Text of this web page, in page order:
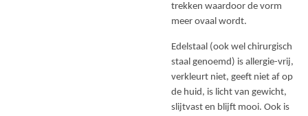
trekken waardoor de vorm
meer ovaal wordt.
Edelstaal (ook wel chirurgisch
staal genoemd) is allergie-vrij,
verkleurt niet, geeft niet af op
de huid, is licht van gewicht,
slijtvast en blijft mooi. Ook is